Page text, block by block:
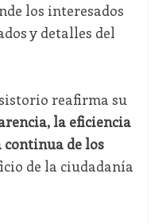
los interesados
y detalles del
reafirma su
la eficiencia
de los
de la ciudadanía